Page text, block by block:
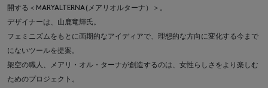
開する＜MARYALTERNA(メアリオルターナ）＞。
デザイナーは、山鹿竜輝氏。
フェミニズムをもとに画期的なアイディアで、理想的な方向に変化する今まで
にないツールを提案。
架空の職人、メアリ・オル・ターナが創造するのは、女性らしさをより楽しむ
ためのプロジェクト。